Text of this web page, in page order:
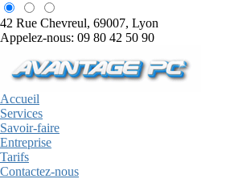
42 Rue Chevreul, 69007, Lyon
Appelez-nous: 09 80 42 50 90
Accueil
Services
Savoir-faire
Entreprise
Tarifs
Contactez-nous